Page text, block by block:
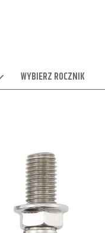
WYBIERZ ROCZNIK